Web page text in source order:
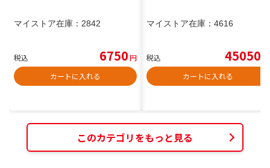
マイストア在庫： 2842
税込 6750円
カートに入れる
マイストア在庫： 4616
税込 45050
カートに入れる
このカテゴリをもっと見る